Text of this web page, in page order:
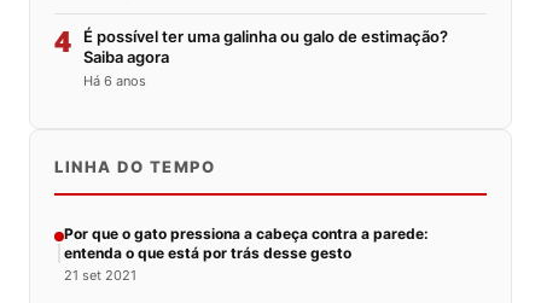
4
É possível ter uma galinha ou galo de estimação?
Saiba agora
Há 6 anos
LINHA DO TEMPO
Por que o gato pressiona a cabeça contra a parede:
entenda o que está por trás desse gesto
21 set 2021